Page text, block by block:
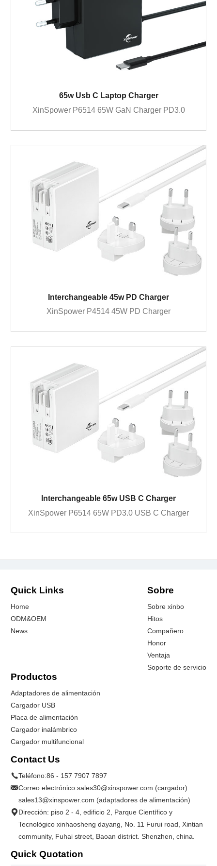
65w Usb C Laptop Charger
XinSpower P6514 65W GaN Charger PD3.0
Interchangeable 45w PD Charger
XinSpower P4514 45W PD Charger
Interchangeable 65w USB C Charger
XinSpower P6514 65W PD3.0 USB C Charger
Quick Links
Home
ODM&OEM
News
Sobre
Sobre xinbo
Hitos
Compañero
Honor
Ventaja
Soporte de servicio
Productos
Adaptadores de alimentación
Cargador USB
Placa de alimentación
Cargador inalámbrico
Cargador multifuncional
Contact Us
Teléfono:86 - 157 7907 7897
Correo electrónico:sales30@xinspower.com (cargador)
sales13@xinspower.com (adaptadores de alimentación)
Dirección: piso 2 - 4, edificio 2, Parque Científico y
Tecnológico xinhaosheng dayang, No. 11 Furui road, Xintian
community, Fuhai street, Baoan district. Shenzhen, china.
Quick Quotation